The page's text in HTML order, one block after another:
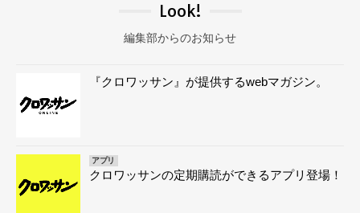
Look!
編集部からのお知らせ
『クロワッサン』が提供するwebマガジン。
アプリ
クロワッサンの定期購読ができるアプリ登場！